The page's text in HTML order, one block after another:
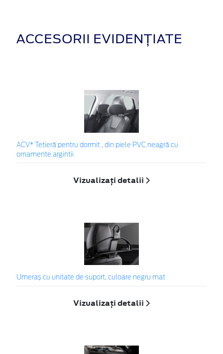
ACCESORII EVIDENȚIATE
ACV* Tetieră pentru dormit , din piele PVC neagră cu
ornamente argintii
Vizualizați detalii
Umeraș cu unitate de suport, culoare negru mat
Vizualizați detalii